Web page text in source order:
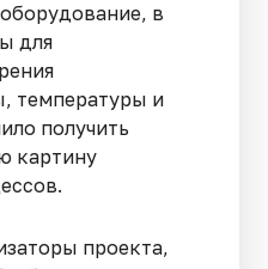
в
для
температуры и
получить
картину
проекта,